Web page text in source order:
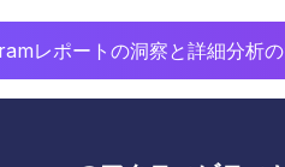
レポートの洞察と詳細分析